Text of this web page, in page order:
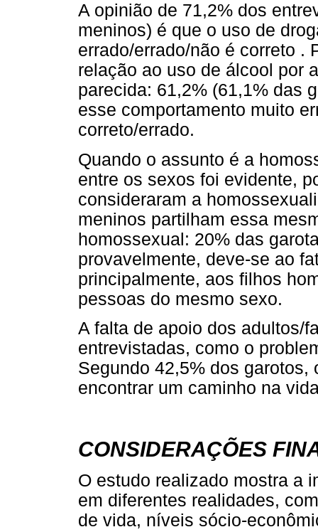
A opinião de 71,2% dos
meninos) é que o uso de
errado/errado/não é correto .
relação ao uso de álcool por
parecida: 61,2% (61,1% das
esse comportamento muito
correto/errado.
Quando o assunto é a
entre os sexos foi evidente,
consideraram a
meninos partilham essa
homossexual: 20% das
provavelmente, deve-se ao
principalmente, aos filhos
pessoas do mesmo sexo.
A falta de apoio dos adultos/
entrevistadas, como o
Segundo 42,5% dos garotos,
encontrar um caminho na
CONSIDERAÇÕES
O estudo realizado mostra a
em diferentes realidades,
de vida, níveis sócio-